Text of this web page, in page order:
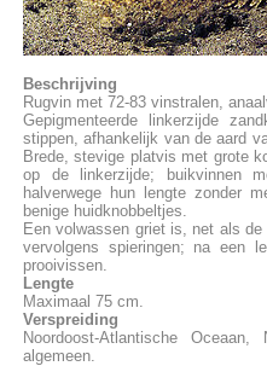
Beschrijving
Rugvin met 72-83 vinstralen,
Gepigmenteerde linkerzijde
stippen, afhankelijk van de aard
Brede, stevige platvis met grote
op de linkerzijde; buikvinnen
halverwege hun lengte zonder
benige huidknobbeltjes.
Een volwassen griet is, net als
vervolgens spieringen; na een
prooivissen.
Lengte
Maximaal 75 cm.
Verspreiding
Noordoost-Atlantische
algemeen.